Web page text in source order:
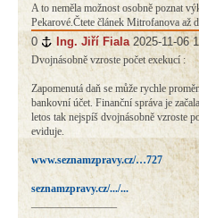
A to neměla možnost osobně poznat
Pekarové.Čtete článek Mitrofanova až
0 # Ing. Jiří Fiala 2025-11-06
Dvojnásobně vzroste počet exekucí :
Zapomenutá daň se může rychle
bankovní účet. Finanční správa je
letos tak nejspíš dvojnásobně vzroste
eviduje.
www.seznamzpravy.cz/…727
seznamzpravy.cz/.../...
________________